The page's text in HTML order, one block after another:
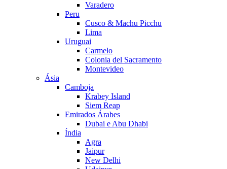
Varadero
Peru
Cusco & Machu Picchu
Lima
Uruguai
Carmelo
Colonia del Sacramento
Montevideo
Ásia
Camboja
Krabey Island
Siem Reap
Emirados Árabes
Dubai e Abu Dhabi
Índia
Agra
Jaipur
New Delhi